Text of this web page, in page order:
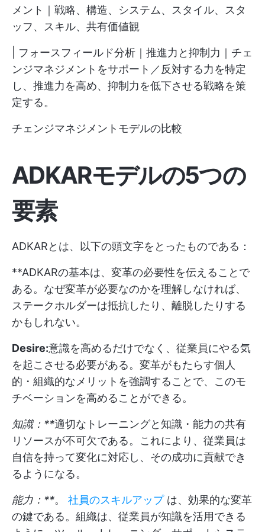
メント｜戦略、構造、システム、スタイル、スタ
ッフ、スキル、共有価値観
| フォースフィールド分析｜推進力と抑制力｜チェ
ンジマネジメントをサポート／反対する力を特定
し、推進力を高め、抑制力を低下させる戦略を策
定する。
チェンジマネジメントモデルの比較
ADKARモデルの5つの
要素
ADKARとは、以下の頭文字をとったものである：
**ADKARの基本は、変革の必要性を伝えることで
ある。なぜ変革が必要なのかを理解しなければ、
ステークホルダーは抵抗したり、離脱したりする
かもしれない。
Desire:意識を高めるだけでなく、従業員にやる気
を起こさせる必要がある。変革がもたらす個人
的・組織的なメリットを強調することで、このモ
チベーションを高めることができる。
知識：**適切なトレーニングと知識・能力の共有
リソースが不可欠である。これにより、従業員は
自信を持って変化に対応し、その成功に貢献でき
るようになる。
能力：**。 社員のスキルアップは、効果的な変革
の鍵である。組織は、従業員が知識を活用できる